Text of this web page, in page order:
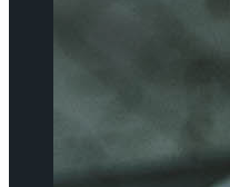
스포츠일반